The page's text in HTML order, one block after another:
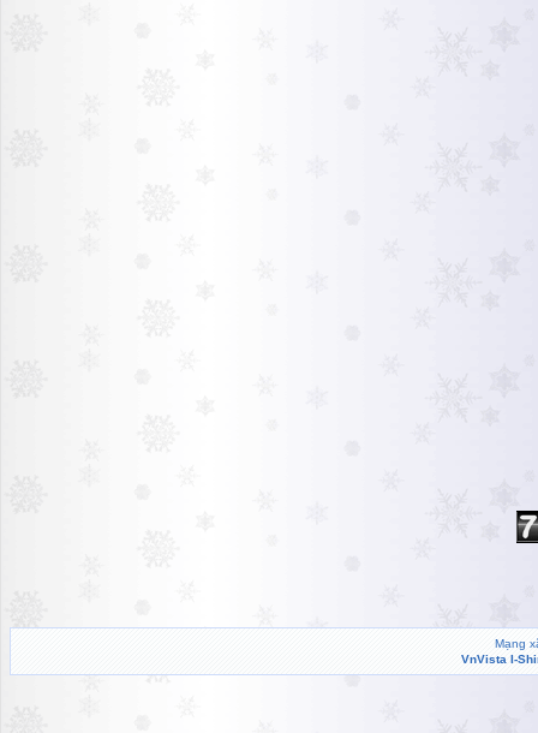
Mạng
VnVista I-